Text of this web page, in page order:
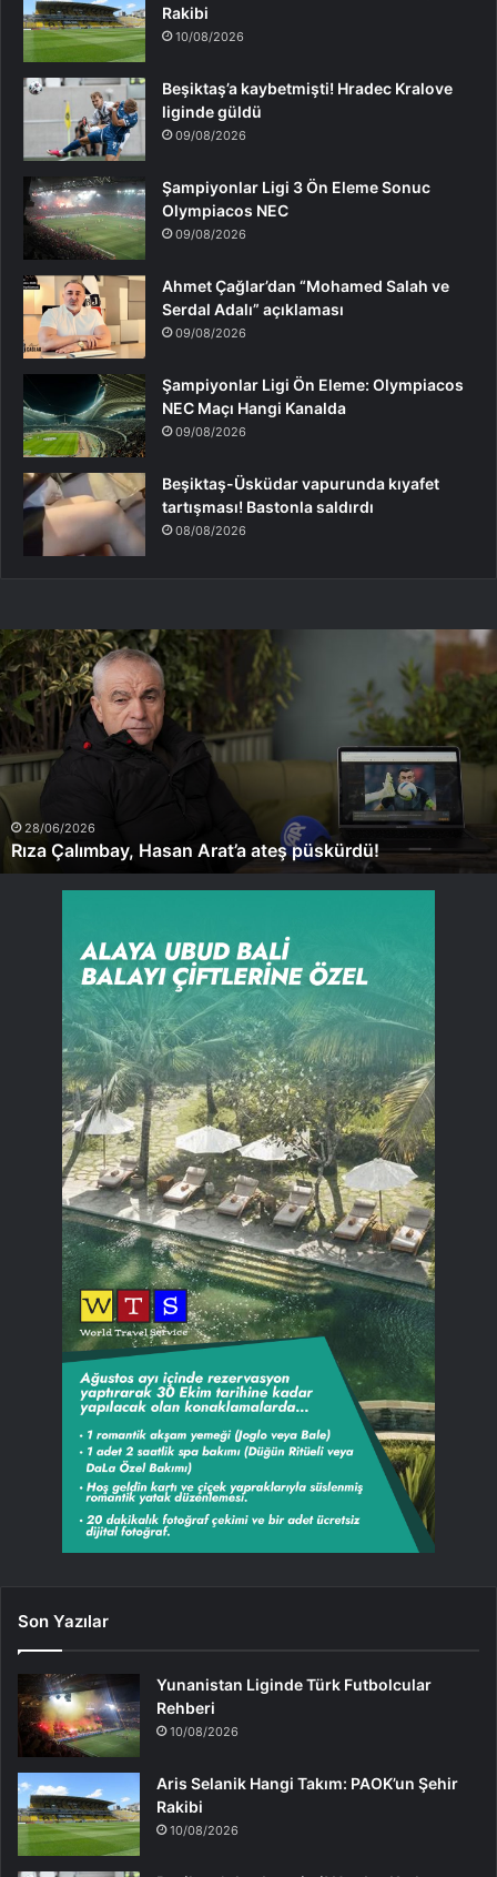
Rakibi
10/08/2026
Beşiktaş’a kaybetmişti! Hradec Kralove
liginde güldü
09/08/2026
Şampiyonlar Ligi 3 Ön Eleme Sonuc
Olympiacos NEC
09/08/2026
Ahmet Çağlar’dan “Mohamed Salah ve
Serdal Adalı” açıklaması
09/08/2026
Şampiyonlar Ligi Ön Eleme: Olympiacos
NEC Maçı Hangi Kanalda
09/08/2026
Beşiktaş-Üsküdar vapurunda kıyafet
tartışması! Bastonla saldırdı
08/08/2026
Rıza
Çalımbay,
Hasan
Arat’a
püskürdü!
28/06/2026
Rıza Çalımbay, Hasan Arat’a ateş püskürdü!
Son Yazılar
Yunanistan Liginde Türk Futbolcular
Rehberi
10/08/2026
Aris Selanik Hangi Takım: PAOK’un Şehir
Rakibi
10/08/2026